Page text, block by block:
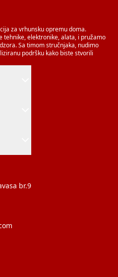
za vrhunsku opremu doma.
tehnike, elektronike, alata, i pružamo
Sa timom stručnjaka, nudimo
podršku kako biste stvorili
br.9